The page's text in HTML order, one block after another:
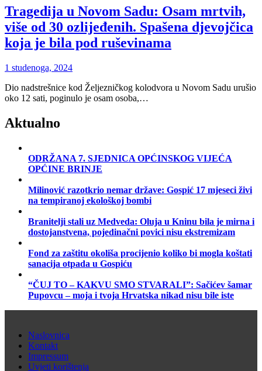
Tragedija u Novom Sadu: Osam mrtvih,
više od 30 ozlijeđenih. Spašena djevojčica
koja je bila pod ruševinama
1 studenoga, 2024
Dio nadstrešnice kod Željezničkog kolodvora u Novom Sadu urušio
oko 12 sati, poginulo je osam osoba,…
Aktualno
ODRŽANA 7. SJEDNICA OPĆINSKOG VIJEĆA
OPĆINE BRINJE
Milinović razotkrio nemar države: Gospić 17 mjeseci živi
na tempiranoj ekološkoj bombi
Branitelji stali uz Medveda: Oluja u Kninu bila je mirna i
dostojanstvena, pojedinačni povici nisu ekstremizam
Fond za zaštitu okoliša procijenio koliko bi mogla koštati
sanacija otpada u Gospiću
“ČUJ TO – KAKVU SMO STVARALI”: Sačićev šamar
Pupovcu – moja i tvoja Hrvatska nikad nisu bile iste
Naslovnica
Kontakt
Impressum
Uvjeti korištenja